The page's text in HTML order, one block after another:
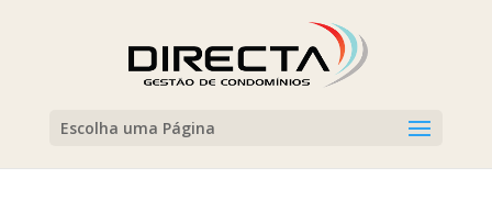
Escolha uma Página